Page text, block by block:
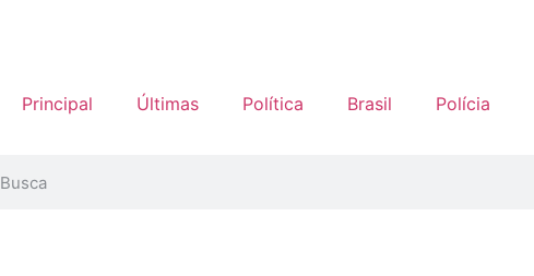
Principal Últimas Política Brasil Polícia